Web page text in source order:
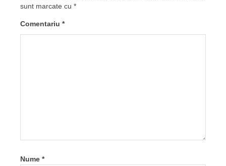
sunt marcate cu *
Comentariu *
Nume *